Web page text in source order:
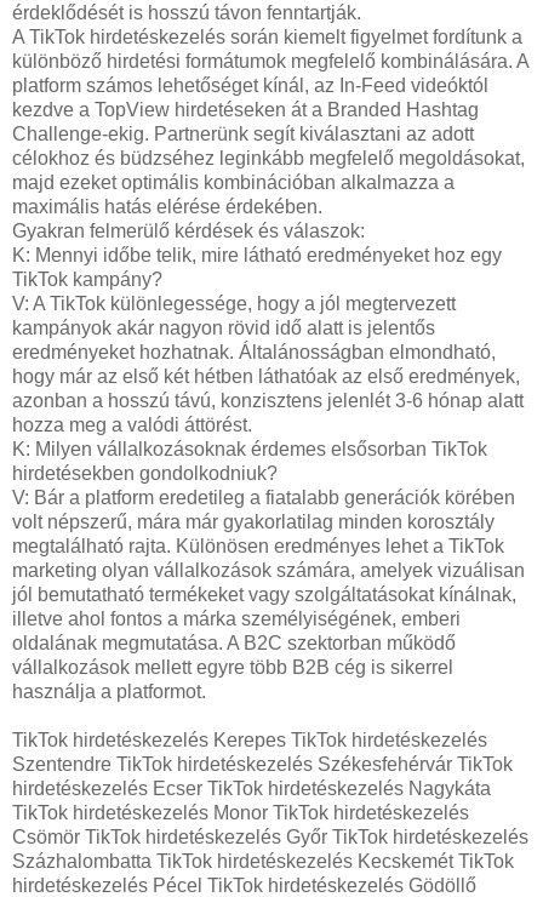
érdeklődését is hosszú távon fenntartják.
A TikTok hirdetéskezelés során kiemelt figyelmet fordítunk a
különböző hirdetési formátumok megfelelő kombinálására. A
platform számos lehetőséget kínál, az In-Feed videóktól
kezdve a TopView hirdetéseken át a Branded Hashtag
Challenge-ekig. Partnerünk segít kiválasztani az adott
célokhoz és büdzséhez leginkább megfelelő megoldásokat,
majd ezeket optimális kombinációban alkalmazza a
maximális hatás elérése érdekében.
Gyakran felmerülő kérdések és válaszok:
K: Mennyi időbe telik, mire látható eredményeket hoz egy
TikTok kampány?
V: A TikTok különlegessége, hogy a jól megtervezett
kampányok akár nagyon rövid idő alatt is jelentős
eredményeket hozhatnak. Általánosságban elmondható,
hogy már az első két hétben láthatóak az első eredmények,
azonban a hosszú távú, konzisztens jelenlét 3-6 hónap alatt
hozza meg a valódi áttörést.
K: Milyen vállalkozásoknak érdemes elsősorban TikTok
hirdetésekben gondolkodniuk?
V: Bár a platform eredetileg a fiatalabb generációk körében
volt népszerű, mára már gyakorlatilag minden korosztály
megtalálható rajta. Különösen eredményes lehet a TikTok
marketing olyan vállalkozások számára, amelyek vizuálisan
jól bemutatható termékeket vagy szolgáltatásokat kínálnak,
illetve ahol fontos a márka személyiségének, emberi
oldalának megmutatása. A B2C szektorban működő
vállalkozások mellett egyre több B2B cég is sikerrel
használja a platformot.
TikTok hirdetéskezelés Kerepes TikTok hirdetéskezelés
Szentendre TikTok hirdetéskezelés Székesfehérvár TikTok
hirdetéskezelés Ecser TikTok hirdetéskezelés Nagykáta
TikTok hirdetéskezelés Monor TikTok hirdetéskezelés
Csömör TikTok hirdetéskezelés Győr TikTok hirdetéskezelés
Százhalombatta TikTok hirdetéskezelés Kecskemét TikTok
hirdetéskezelés Pécel TikTok hirdetéskezelés Gödöllő